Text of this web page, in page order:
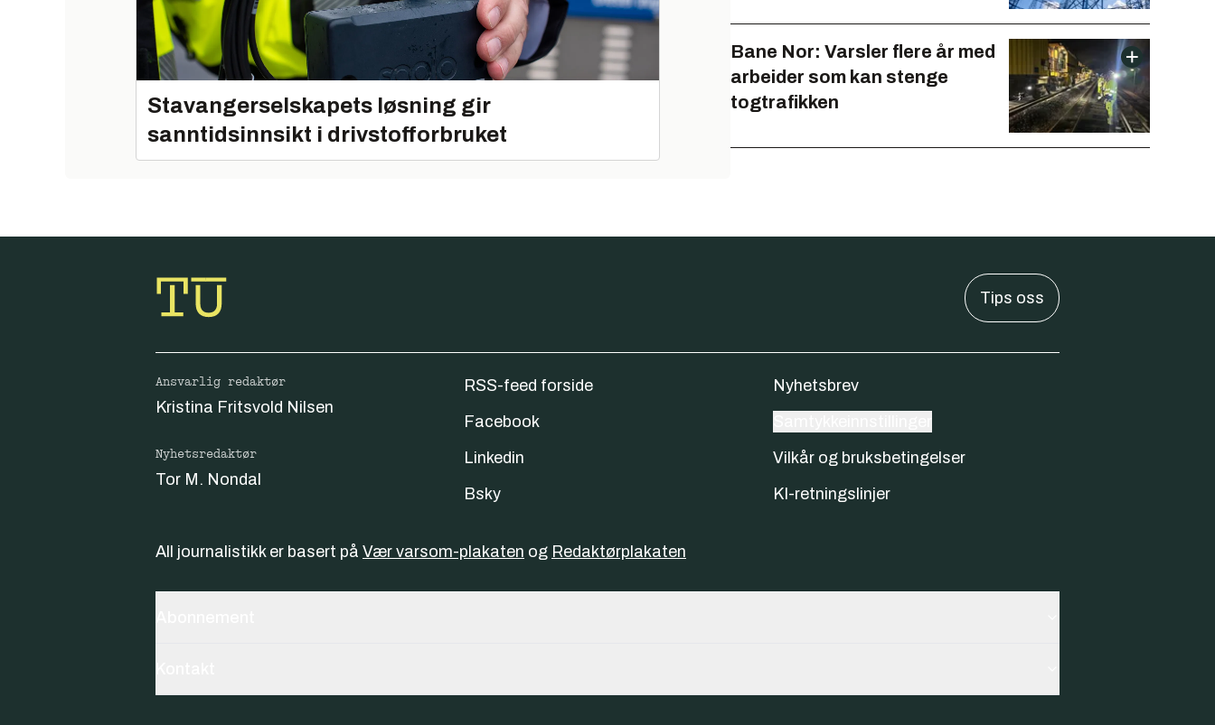
Stavangerselskapets løsning gir
sanntidsinnsikt i drivstofforbruket
Bane Nor: Varsler flere år med
arbeider som kan stenge
togtrafikken
Tips oss
Ansvarlig redaktør
Kristina Fritsvold Nilsen
Nyhetsredaktør
Tor M. Nondal
RSS-feed forside
Facebook
Linkedin
Bsky
Nyhetsbrev
Vilkår og bruksbetingelser
KI-retningslinjer
All journalistikk er basert på Vær varsom-plakaten og Redaktørplakaten